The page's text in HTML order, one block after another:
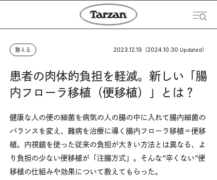
整える 2023.12.19 （2024.10.30 Updated）
患者の肉体的負担を軽減。新しい「腸
内フローラ移植（便移植）」とは？
健康な人の便の細菌を病気の人の腸の中に入れて腸内細菌の
バランスを変え、難病を治療に導く腸内フローラ移植＝便移
植。内視鏡を使った従来の負担が大きい方法とは異なる、よ
り負担の少ない便移植が「注腸方式」。そんな“辛くない”便
移植の仕組みや効果について教えてもらった。